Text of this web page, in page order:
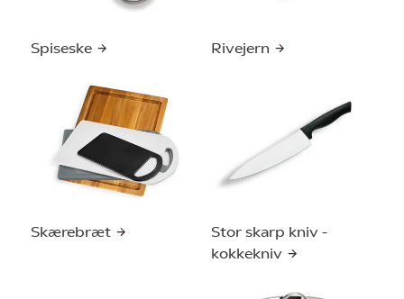
Spiseske Rivejern
Skærebræt
Stor skarp kniv -
kokkekniv